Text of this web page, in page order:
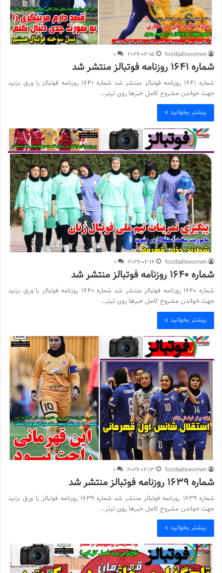
footballswomen
2026-02-15
0
شماره 1641 روزنامه فوتبالز منتشر شد
شماره 1641 روزنامه فوتبالز منتشر شد شماره 1641 روزنامه فوتبالز را ورق بزنید
جهت خواندن مشروح کامل خبرها روی تیتر…
بیشتر بخوانید »
footballswomen
2026-02-14
0
شماره 1640 روزنامه فوتبالز منتشر شد
شماره 1640 روزنامه فوتبالز منتشر شد شماره 1640 روزنامه فوتبالز را ورق بزنید
جهت خواندن مشروح کامل خبرها روی تیتر…
بیشتر بخوانید »
footballswomen
2026-02-13
0
شماره 1639 روزنامه فوتبالز منتشر شد
شماره 1639 روزنامه فوتبالز منتشر شد شماره 1639 روزنامه فوتبالز را ورق بزنید
جهت خواندن مشروح کامل خبرها روی تیتر…
بیشتر بخوانید »